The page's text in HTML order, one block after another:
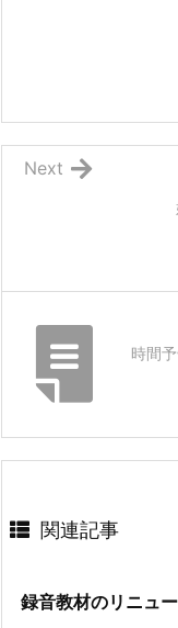
Next
時間
関連記事
録音教材のリニュ